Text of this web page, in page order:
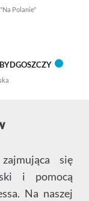
Polanie"
się
i pomocą
Na naszej